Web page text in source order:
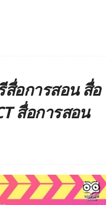
อการสอน สื่อ
สื่อการสอน